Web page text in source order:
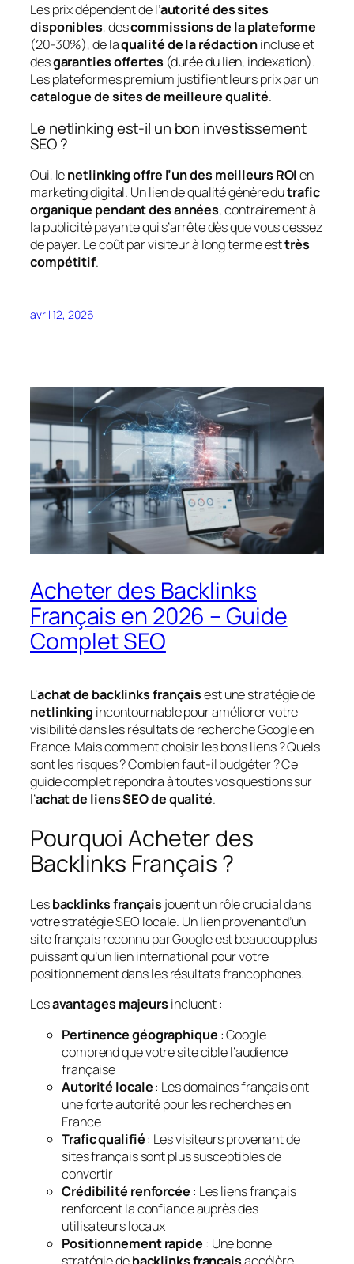
Les prix dépendent de l’autorité des sites
disponibles, descommissions de la plateforme
(20-30%), de laqualité de la rédactionincluse et
desgaranties offertes (durée du lien, indexation).
Les plateformes premium justifient leurs prix par un
catalogue de sites de meilleure qualité.
Le netlinking est-il un bon investissement
SEO ?
Oui, lenetlinking offre l’un des meilleurs ROIen
marketing digital. Un lien de qualité génère dutrafic
organique pendant des années, contrairement à
la publicité payante qui s’arrête dès que vous cessez
de payer. Le coût par visiteur à long terme esttrès
compétitif.
avril 12, 2026
Acheter des Backlinks
Français en 2026 – Guide
Complet SEO
L’achat de backlinks françaisest une stratégie de
netlinking incontournable pour améliorer votre
visibilité dans les résultats de recherche Google en
France. Mais comment choisir les bons liens ? Quels
sont les risques ? Combien faut-il budgéter ? Ce
guide complet répondra à toutes vos questions sur
l’achat de liens SEO de qualité.
Pourquoi Acheter des
Backlinks Français ?
Lesbacklinks français jouent un rôle crucial dans
votre stratégie SEO locale. Un lien provenant d’un
site français reconnu par Google est beaucoup plus
puissant qu’un lien international pour votre
positionnement dans les résultats francophones.
Lesavantages majeurs incluent :
Pertinence géographique : Google
comprend que votre site cible l’audience
française
Autorité locale: Les domaines français ont
une forte autorité pour les recherches en
France
Trafic qualifié: Les visiteurs provenant de
sites français sont plus susceptibles de
convertir
Crédibilité renforcée : Les liens français
renforcent la confiance auprès des
utilisateurs locaux
Positionnement rapide : Une bonne